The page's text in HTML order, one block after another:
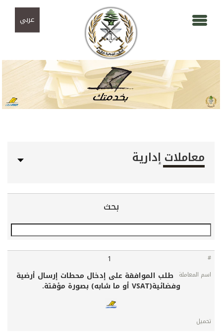
عربي
معاملات إدارية
بحث
#
اسم
1
طلب الموافقة على إدخال محطات إرسال أرضية
وفضائية(VSAT أو ما شابه) بصورة مؤقتة.